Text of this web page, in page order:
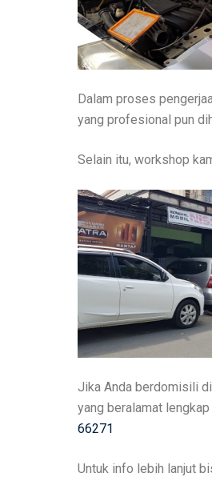
Dalam proses
yang profesional pun
Selain itu, workshop
Jika Anda berdomisili
yang beralamat lengkap
66271
Untuk info lebih lanjut